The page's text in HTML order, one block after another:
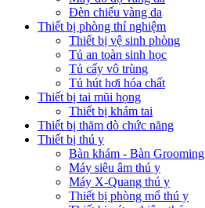
Đèn chiếu vàng da
Thiết bị phòng thí nghiệm
Thiết bị vệ sinh phòng
Tủ an toàn sinh học
Tủ cấy vô trùng
Tủ hút hơi hóa chất
Thiết bị tai mũi họng
Thiết bị khám tai
Thiết bị thăm dò chức năng
Thiết bị thú y
Bàn khám - Bàn Grooming
Máy siêu âm thú y
Máy X-Quang thú y
Thiết bị phòng mổ thú y